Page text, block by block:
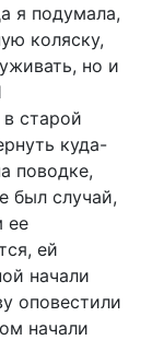
я подумала,
коляску,
но и
в старой
куда-
поводке,
был случай,
ее
ей
начали
оповестили
начали